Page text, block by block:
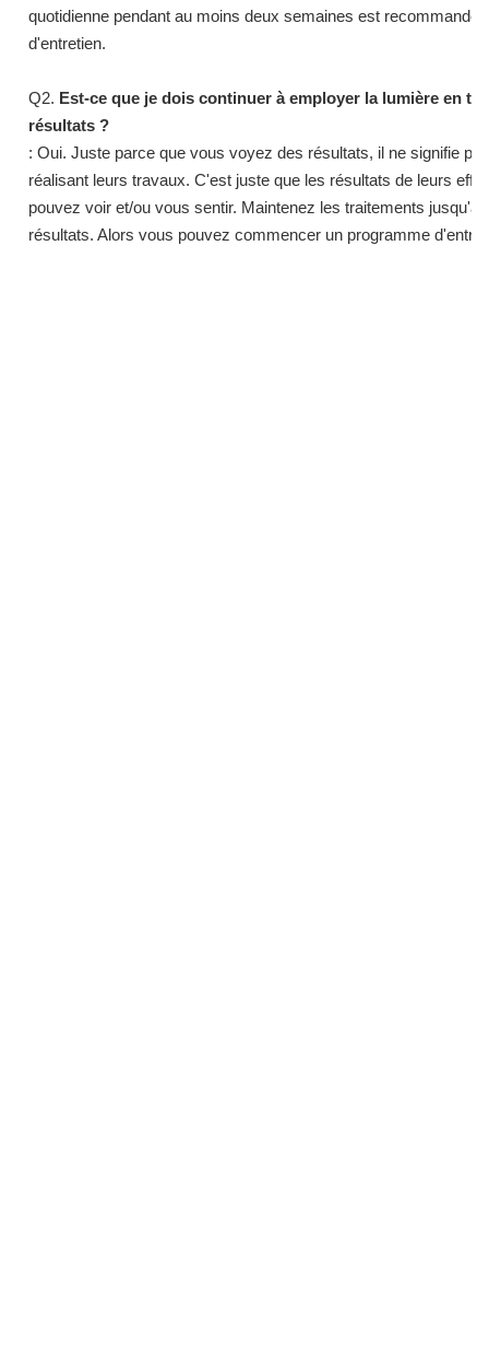
quotidienne pendant au moins deux semaines est
d'entretien.
Q2. Est-ce que je dois continuer à employer la lumière en
résultats ?
: Oui. Juste parce que vous voyez des résultats, il ne signifie
réalisant leurs travaux. C'est juste que les résultats de leurs
pouvez voir et/ou vous sentir. Maintenez les traitements
résultats. Alors vous pouvez commencer un programme